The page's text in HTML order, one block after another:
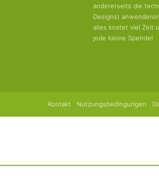
andererseits die
Designs)
alles kostet viel Zeit
jede kleine Spende!
Kontakt Nutzungsbedingungen